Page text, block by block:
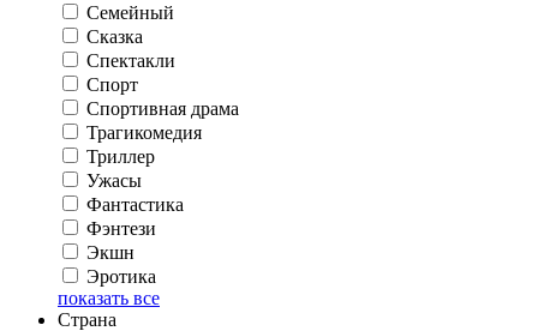
Семейный
Сказка
Спектакли
Спорт
Спортивная драма
Трагикомедия
Триллер
Ужасы
Фантастика
Фэнтези
Экшн
Эротика
показать все
Страна